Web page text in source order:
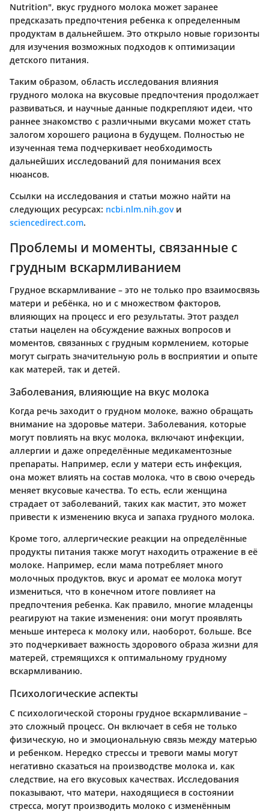
Nutrition", вкус грудного молока может заранее
предсказать предпочтения ребенка к определенным
продуктам в дальнейшем. Это открыло новые горизонты
для изучения возможных подходов к оптимизации
детского питания.
Таким образом, область исследования влияния
грудного молока на вкусовые предпочтения продолжает
развиваться, и научные данные подкрепляют идеи, что
раннее знакомство с различными вкусами может стать
залогом хорошего рациона в будущем. Полностью не
изученная тема подчеркивает необходимость
дальнейших исследований для понимания всех
нюансов.
Ссылки на исследования и статьи можно найти на
следующих ресурсах: ncbi.nlm.nih.govи
sciencedirect.com.
Проблемы и моменты, связанные с
грудным вскармливанием
Грудное вскармливание – это не только про взаимосвязь
матери и ребёнка, но и с множеством факторов,
влияющих на процесс и его результаты. Этот раздел
статьи нацелен на обсуждение важных вопросов и
моментов, связанных с грудным кормлением, которые
могут сыграть значительную роль в восприятии и опыте
как матерей, так и детей.
Заболевания, влияющие на вкус молока
Когда речь заходит о грудном молоке, важно обращать
внимание на здоровье матери. Заболевания, которые
могут повлиять на вкус молока, включают инфекции,
аллергии и даже определённые медикаментозные
препараты. Например, если у матери есть инфекция,
она может влиять на состав молока, что в свою очередь
меняет вкусовые качества. То есть, если женщина
страдает от заболеваний, таких как мастит, это может
привести к изменению вкуса и запаха грудного молока.
Кроме того, аллергические реакции на определённые
продукты питания также могут находить отражение в её
молоке. Например, если мама потребляет много
молочных продуктов, вкус и аромат ее молока могут
измениться, что в конечном итоге повлияет на
предпочтения ребенка. Как правило, многие младенцы
реагируют на такие изменения: они могут проявлять
меньше интереса к молоку или, наоборот, больше. Все
это подчеркивает важность здорового образа жизни для
матерей, стремящихся к оптимальному грудному
вскармливанию.
Психологические аспекты
С психологической стороны грудное вскармливание –
это сложный процесс. Он включает в себя не только
физическую, но и эмоциональную связь между матерью
и ребенком. Нередко стрессы и тревоги мамы могут
негативно сказаться на производстве молока и, как
следствие, на его вкусовых качествах. Исследования
показывают, что матери, находящиеся в состоянии
стресса, могут производить молоко с изменённым